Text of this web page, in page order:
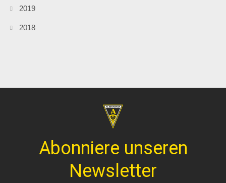
2019
2018
Abonniere unseren
Newsletter